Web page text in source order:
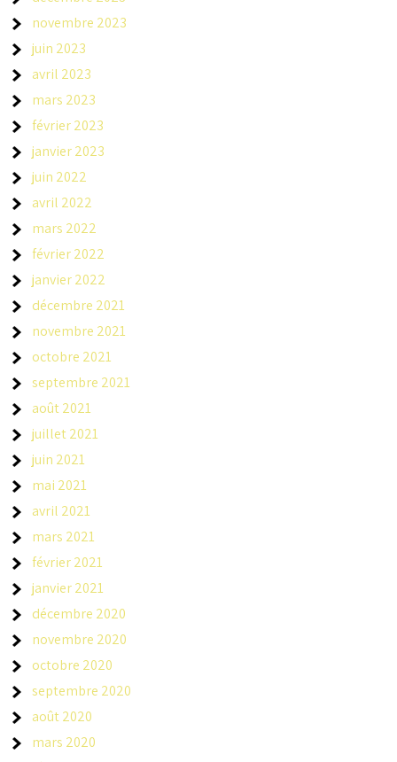
novembre 2023
juin 2023
avril 2023
mars 2023
février 2023
janvier 2023
juin 2022
avril 2022
mars 2022
février 2022
janvier 2022
décembre 2021
novembre 2021
octobre 2021
septembre 2021
août 2021
juillet 2021
juin 2021
mai 2021
avril 2021
mars 2021
février 2021
janvier 2021
décembre 2020
novembre 2020
octobre 2020
septembre 2020
août 2020
mars 2020